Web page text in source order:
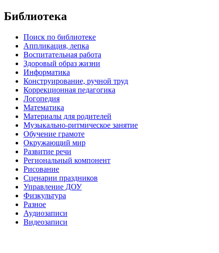
Библиотека
Поиск по библиотеке
Аппликация, лепка
Воспитательная работа
Здоровый образ жизни
Информатика
Конструирование, ручной труд
Коррекционная педагогика
Логопедия
Математика
Материалы для родителей
Музыкально-ритмическое занятие
Обучение грамоте
Окружающий мир
Развитие речи
Региональный компонент
Рисование
Сценарии праздников
Управление ДОУ
Физкультура
Разное
Аудиозаписи
Видеозаписи